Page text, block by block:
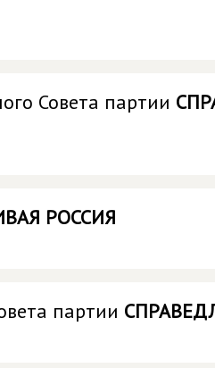
Совета партии
РОССИЯ
партии